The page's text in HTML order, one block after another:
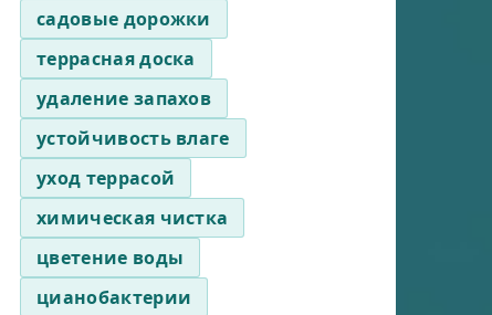
садовые дорожки
террасная доска
удаление запахов
устойчивость влаге
уход террасой
химическая чистка
цветение воды
цианобактерии